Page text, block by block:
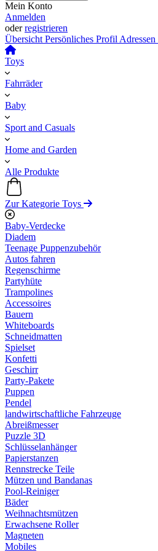
Mein Konto
Anmelden
oderregistrieren
Übersicht Persönliches Profil Adressen
Toys
Fahrräder
Baby
Sport and Casuals
Home and Garden
Alle Produkte
Zur Kategorie Toys
Baby-Verdecke
Diadem
Teenage Puppenzubehör
Autos fahren
Regenschirme
Partyhüte
Trampolines
Accessoires
Bauern
Whiteboards
Schneidmatten
Spielset
Konfetti
Geschirr
Party-Pakete
Puppen
Pendel
landwirtschaftliche Fahrzeuge
Abreißmesser
Puzzle 3D
Schlüsselanhänger
Papierstanzen
Rennstrecke Teile
Mützen und Bandanas
Pool-Reiniger
Bäder
Weihnachtsmützen
Erwachsene Roller
Magneten
Mobiles